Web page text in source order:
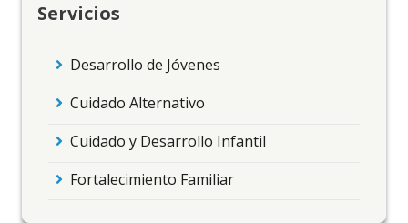
Servicios
Desarrollo de Jóvenes
Cuidado Alternativo
Cuidado y Desarrollo Infantil
Fortalecimiento Familiar